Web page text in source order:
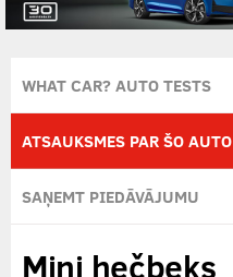
WHAT CAR? AUTO TESTS
ATSAUKSMES PAR ŠO AUTO
SAŅEMT PIEDĀVĀJUMU
Mini hečbeks